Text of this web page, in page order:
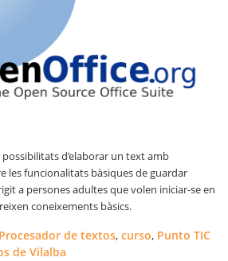
d’elaborar un text amb
les funcionalitats bàsiques de guardar
a persones adultes que volen iniciar-se en
coneixements bàsics.
Procesador de textos, curso, Punto TIC
de Vilalba